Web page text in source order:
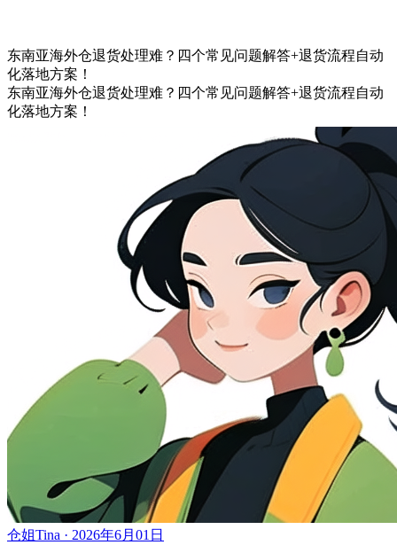
东南亚海外仓退货处理难？四个常见问题解答+退货流程自动
化落地方案！
东南亚海外仓退货处理难？四个常见问题解答+退货流程自动
化落地方案！
仓姐Tina · 2026年6月01日